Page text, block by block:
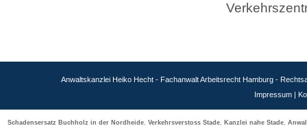
Anwaltskanzlei Heiko Hecht - Fachanwalt Arbeitsrecht Hamburg -
Impressum|
Schadensersatz Buchholz in der Nordheide, Verkehrsverstoss Stade, Kanzlei nahe Stade,